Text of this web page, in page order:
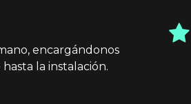
encargándonos
la instalación.